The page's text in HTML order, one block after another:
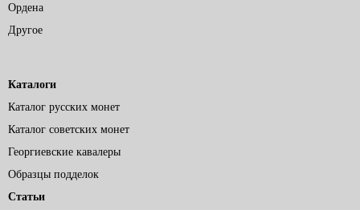
Ордена
Другое
Каталоги
Каталог русских монет
Каталог советских монет
Георгиевские кавалеры
Образцы подделок
Статьи